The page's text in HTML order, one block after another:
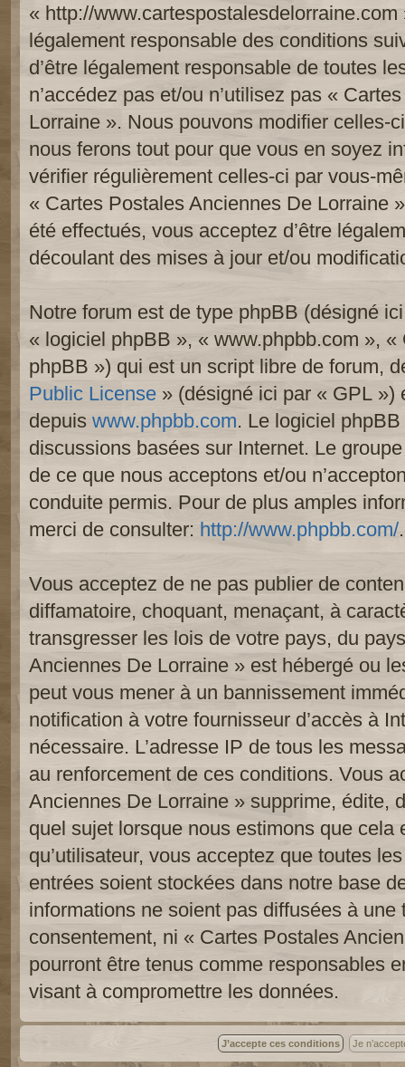
« http://www.cartespostalesdelorraine.com
légalement responsable des conditions
d’être légalement responsable de toutes
n’accédez pas et/ou n’utilisez pas «
Lorraine ». Nous pouvons modifier celles-
nous ferons tout pour que vous en soyez
vérifier régulièrement celles-ci par vous-
« Cartes Postales Anciennes De Lorraine
été effectués, vous acceptez d’être
découlant des mises à jour et/ou
Notre forum est de type phpBB (désigné
« logiciel phpBB », « www.phpbb.com »,
phpBB ») qui est un script libre de forum,
Public License » (désigné ici par « GPL »)
depuis www.phpbb.com. Le logiciel
discussions basées sur Internet. Le
de ce que nous acceptons et/ou
conduite permis. Pour de plus amples
merci de consulter: http://www.phpbb.com/.
Vous acceptez de ne pas publier de
diffamatoire, choquant, menaçant, à
transgresser les lois de votre pays, du
Anciennes De Lorraine » est hébergé ou
peut vous mener à un bannissement
notification à votre fournisseur d’accès à
nécessaire. L’adresse IP de tous les
au renforcement de ces conditions. Vous
Anciennes De Lorraine » supprime, édite,
quel sujet lorsque nous estimons que cela
qu’utilisateur, vous acceptez que toutes
entrées soient stockées dans notre base
informations ne soient pas diffusées à une
consentement, ni « Cartes Postales
pourront être tenus comme responsables
visant à compromettre les données.